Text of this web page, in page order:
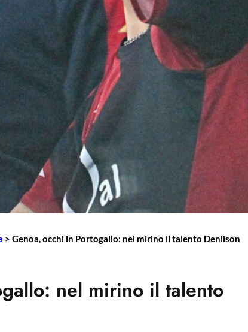
> Genoa, occhi in Portogallo: nel mirino il talento Denilson
nel mirino il talento